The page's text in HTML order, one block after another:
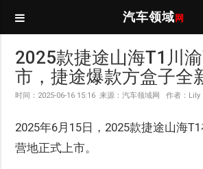
汽车领域 网
2025款捷途山海T1川
市，捷途爆款方盒子全
时间：2025-06-16 15:16 来源：汽车领域网 作者：Lily
2025年6月15日，2025款捷途山海
营地正式上市。